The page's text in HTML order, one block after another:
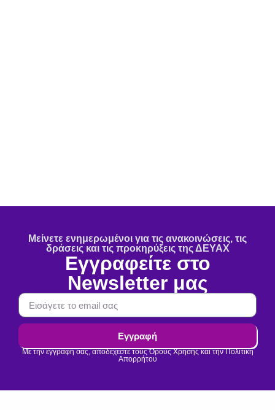
Μείνετε ενημερωμένοι για τις ανακοινώσεις, τις
δράσεις και τις προκηρύξεις της ΔΕΥΑΧ
Εγγραφείτε στο
Newsletter μας
Εγγραφή
Με την εγγραφή σας, αποδέχεστε τους Όρους Χρήσης και την Πολιτική
Απορρήτου